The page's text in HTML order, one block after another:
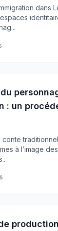
: un
à l’image